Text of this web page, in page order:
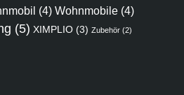
(4) Wohnmobile (4)
(5) XIMPLIO (3) Zubehör (2)